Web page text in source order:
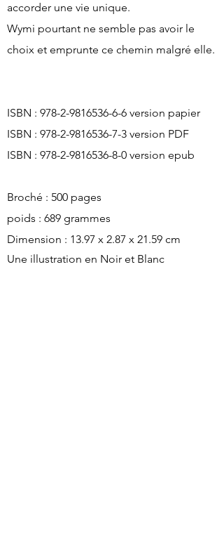
accorder une vie unique.
Wymi pourtant ne semble pas avoir le
choix et emprunte ce chemin malgré elle.
ISBN : 978-2-9816536-6-6 version papier
ISBN : 978-2-9816536-7-3 version PDF
ISBN : 978-2-9816536-8-0 version epub
Broché : 500 pages
poids : 689 grammes
Dimension : 13.97 x 2.87 x 21.59 cm
Une illustration en Noir et Blanc